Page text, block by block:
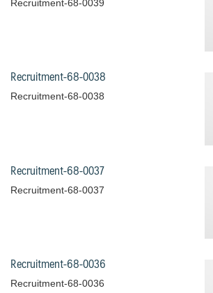
Recruitment-68-0039
Recruitment-68-0038
Recruitment-68-0038
Recruitment-68-0037
Recruitment-68-0037
Recruitment-68-0036
Recruitment-68-0036